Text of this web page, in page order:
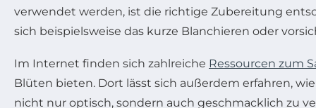
verwendet werden, ist die richtige Zubereitung
sich beispielsweise das kurze Blanchieren oder
Im Internet finden sich zahlreiche Ressourcen zum
Blüten bieten. Dort lässt sich außerdem erfahren,
nicht nur optisch, sondern auch geschmacklich zu